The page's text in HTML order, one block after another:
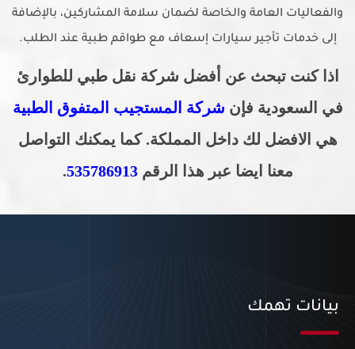
والفعاليات العامة والخاصة لضمان سلامة المشاركين، بالإضافة
إلى خدمات تأجير سيارات إسعاف مع طواقم طبية عند الطلب.
اذا كنت تبحث عن أفضل شركة نقل طبي للطوارئ
في السعودية فإن شركة المستجيب المتفوق الطبية
هي الافضل لك داخل المملكة. كما يمكنك التواصل
معنا ايضا عبر هذا الرقم535786913
.
بيانات تهمك